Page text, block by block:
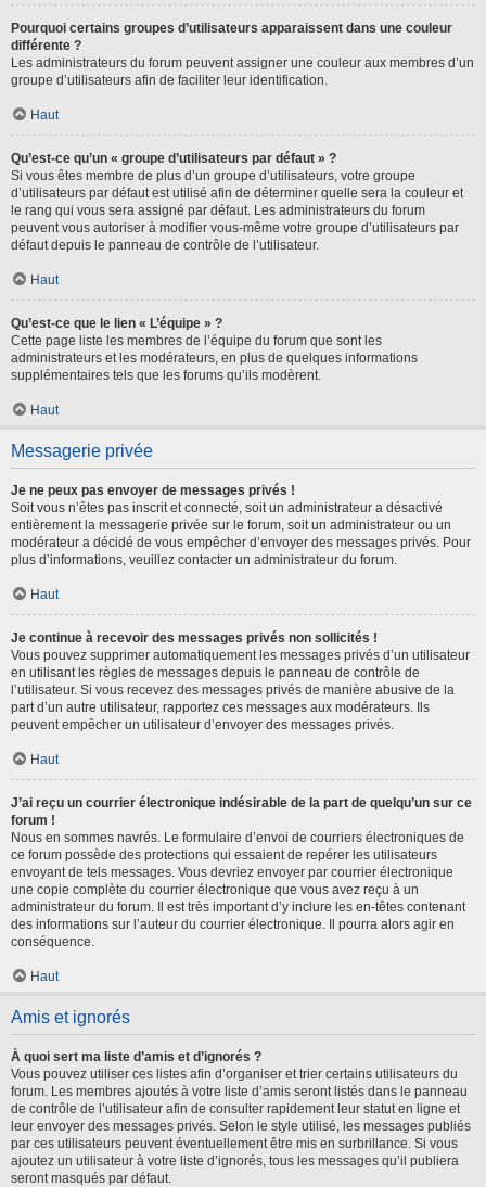
Pourquoi certains groupes d’utilisateurs apparaissent dans une couleur
différente ?
Les administrateurs du forum peuvent assigner une couleur aux membres d’un
groupe d’utilisateurs afin de faciliter leur identification.
Haut
Qu’est-ce qu’un « groupe d’utilisateurs par défaut » ?
Si vous êtes membre de plus d’un groupe d’utilisateurs, votre groupe
d’utilisateurs par défaut est utilisé afin de déterminer quelle sera la couleur et
le rang qui vous sera assigné par défaut. Les administrateurs du forum
peuvent vous autoriser à modifier vous-même votre groupe d’utilisateurs par
défaut depuis le panneau de contrôle de l’utilisateur.
Haut
Qu’est-ce que le lien « L’équipe » ?
Cette page liste les membres de l’équipe du forum que sont les
administrateurs et les modérateurs, en plus de quelques informations
supplémentaires tels que les forums qu’ils modèrent.
Haut
Messagerie privée
Je ne peux pas envoyer de messages privés !
Soit vous n’êtes pas inscrit et connecté, soit un administrateur a désactivé
entièrement la messagerie privée sur le forum, soit un administrateur ou un
modérateur a décidé de vous empêcher d’envoyer des messages privés. Pour
plus d’informations, veuillez contacter un administrateur du forum.
Haut
Je continue à recevoir des messages privés non sollicités !
Vous pouvez supprimer automatiquement les messages privés d’un utilisateur
en utilisant les règles de messages depuis le panneau de contrôle de
l’utilisateur. Si vous recevez des messages privés de manière abusive de la
part d’un autre utilisateur, rapportez ces messages aux modérateurs. Ils
peuvent empêcher un utilisateur d’envoyer des messages privés.
Haut
J’ai reçu un courrier électronique indésirable de la part de quelqu’un sur ce
forum !
Nous en sommes navrés. Le formulaire d’envoi de courriers électroniques de
ce forum possède des protections qui essaient de repérer les utilisateurs
envoyant de tels messages. Vous devriez envoyer par courrier électronique
une copie complète du courrier électronique que vous avez reçu à un
administrateur du forum. Il est très important d’y inclure les en-têtes contenant
des informations sur l’auteur du courrier électronique. Il pourra alors agir en
conséquence.
Haut
Amis et ignorés
À quoi sert ma liste d’amis et d’ignorés ?
Vous pouvez utiliser ces listes afin d’organiser et trier certains utilisateurs du
forum. Les membres ajoutés à votre liste d’amis seront listés dans le panneau
de contrôle de l’utilisateur afin de consulter rapidement leur statut en ligne et
leur envoyer des messages privés. Selon le style utilisé, les messages publiés
par ces utilisateurs peuvent éventuellement être mis en surbrillance. Si vous
ajoutez un utilisateur à votre liste d’ignorés, tous les messages qu’il publiera
seront masqués par défaut.